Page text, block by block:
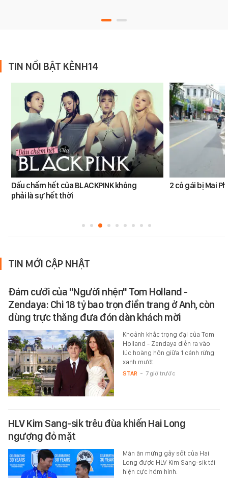
TIN NỔI BẬT KÊNH14
Dấu chấm hết của BLACKPINK không
phải là sự hết thời
2 cô gái bị Mai
TIN MỚI CẬP NHẬT
Đám cưới của "Người nhện" Tom Holland -
Zendaya: Chi 18 tỷ bao trọn điền trang ở Anh, còn
dùng trực thăng đưa đón dàn khách mời
Khoảnh khắc trọng đại của Tom
Holland - Zendaya diễn ra vào
lúc hoàng hôn giữa 1 cánh rừng
xanh mướt.
STAR - 7 giờ trước
HLV Kim Sang-sik trêu đùa khiến Hai Long
ngượng đỏ mặt
Màn ăn mừng gây sốt của Hai
Long được HLV Kim Sang-sik tái
hiện cực hóm hỉnh.